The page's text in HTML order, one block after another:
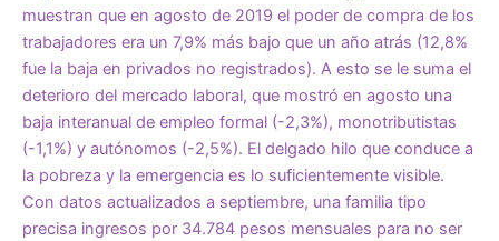
muestran que en agosto de 2019 el poder de compra de los
trabajadores era un 7,9% más bajo que un año atrás (12,8%
fue la baja en privados no registrados). A esto se le suma el
deterioro del mercado laboral, que mostró en agosto una
baja interanual de empleo formal (-2,3%), monotributistas
(-1,1%) y autónomos (-2,5%). El delgado hilo que conduce a
la pobreza y la emergencia es lo suficientemente visible.
Con datos actualizados a septiembre, una familia tipo
precisa ingresos por 34.784 pesos mensuales para no ser